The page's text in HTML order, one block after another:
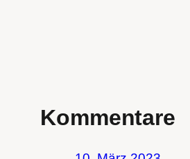
Kommentare